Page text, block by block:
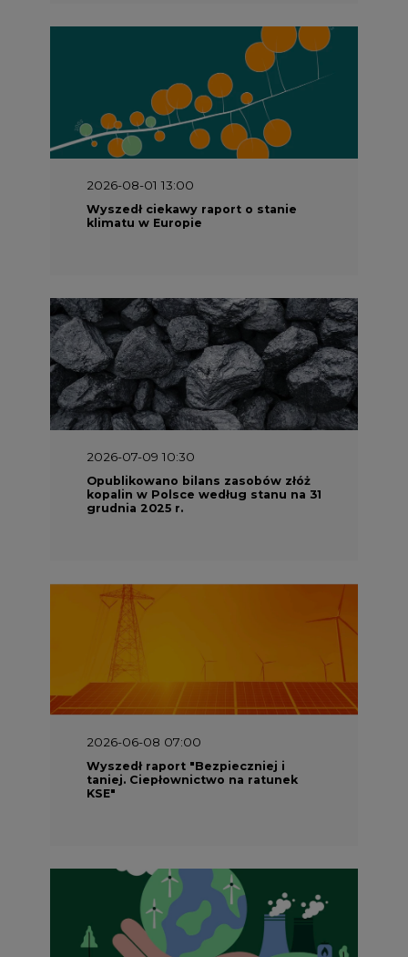
2026-08-01 13:00
Wyszedł ciekawy raport o stanie
klimatu w Europie
2026-07-09 10:30
Opublikowano bilans zasobów złóż
kopalin w Polsce według stanu na 31
grudnia 2025 r.
2026-06-08 07:00
Wyszedł raport "Bezpieczniej i
taniej. Ciepłownictwo na ratunek
KSE"